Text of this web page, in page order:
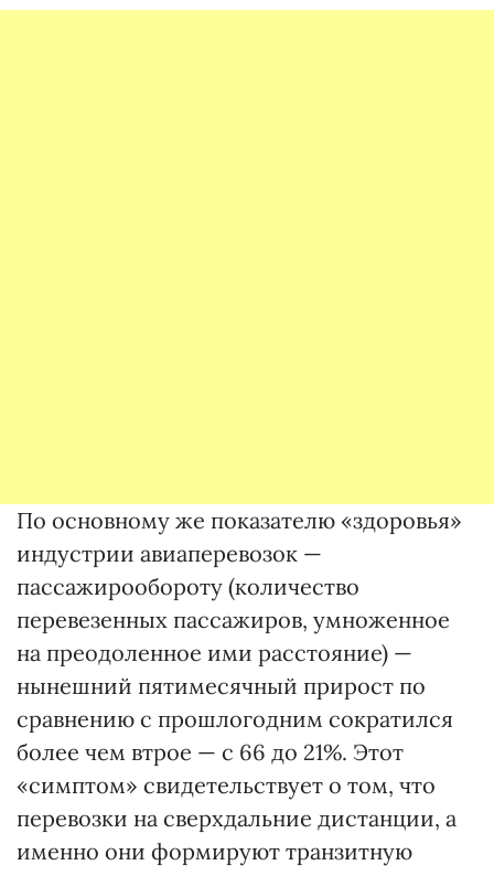
По основному же показателю «здоровья»
индустрии авиаперевозок —
пассажирообороту (количество
перевезенных пассажиров, умноженное
на преодоленное ими расстояние) —
нынешний пятимесячный прирост по
сравнению с прошлогодним сократился
более чем втрое — с 66 до 21%. Этот
«симптом» свидетельствует о том, что
перевозки на сверхдальние дистанции, а
именно они формируют транзитную